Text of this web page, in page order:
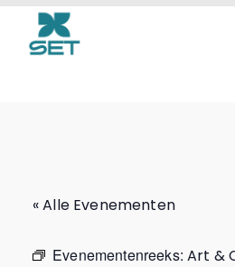
Art & Craft
« Alle Evenementen
Evenementenreeks:Art &